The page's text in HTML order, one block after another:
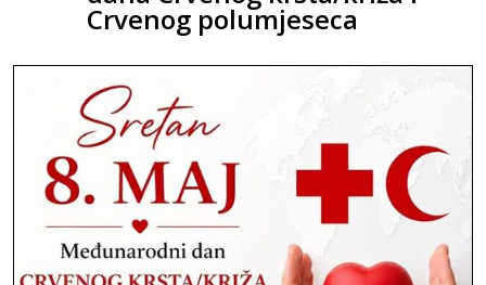
Crvenog polumjeseca